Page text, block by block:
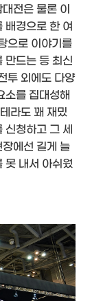
전은 물론 이
배경으로 한 여
으로 이야기를
만드는 등 최신
투 외에도 다양
소를 집대성해
라도 꽤 재밌
신청하고 그 세
에선 길게 늘
못 내서 아쉬웠